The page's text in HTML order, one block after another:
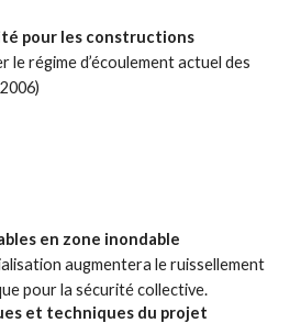
pour les constructions
le régime d’écoulement actuel des
en zone inondable
augmentera le ruissellement
pour la sécurité collective.
et techniques du projet